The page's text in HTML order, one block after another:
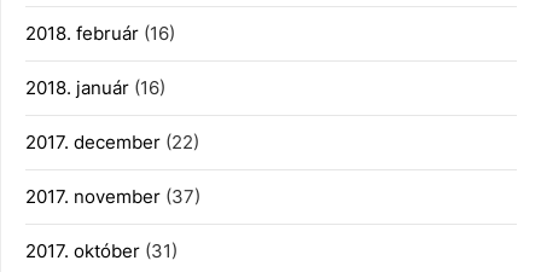
2018. február (16)
2018. január (16)
2017. december (22)
2017. november (37)
2017. október (31)